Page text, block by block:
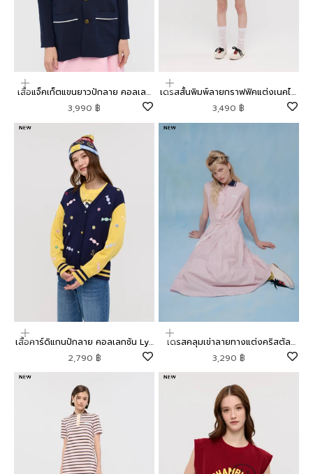
เลือกตัวเลือก
เสื้อแจ็คเก็ตแขนยาวปักลาย คอลเลก
ชัน Lyn around x SMILEY
ราคาโปรโมชัน
3,990 ฿
เลือกตัวเลือก
เดรสสั้นพิมพ์ลายกราฟฟิคแต่งเนคไท
คอลเลกชัน Lyn around x SMILEY
ราคาโปรโมชัน
3,490 ฿
เลือกตัวเลือก
เสื้อคาร์ดิแกนปักลาย คอลเลกชัน Lyn
around x SMILEY
ราคาโปรโมชัน
2,790 ฿
เลือกตัวเลือก
เดรสคลุมเข่าลายทางแต่งคริสตัล
ฮอตฟิกซ์ คอลเลกชัน Mild Moment
ราคาโปรโมชัน
3,290 ฿